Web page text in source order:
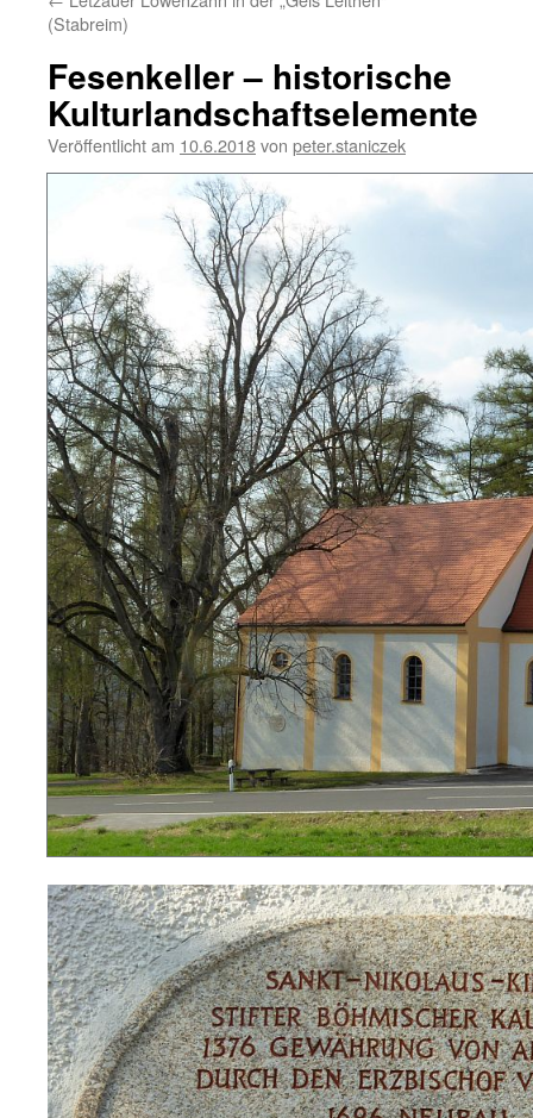
(Stabreim)
Fesenkeller – historische
Kulturlandschaftselemente
Veröffentlicht am 10.6.2018von peter.staniczek